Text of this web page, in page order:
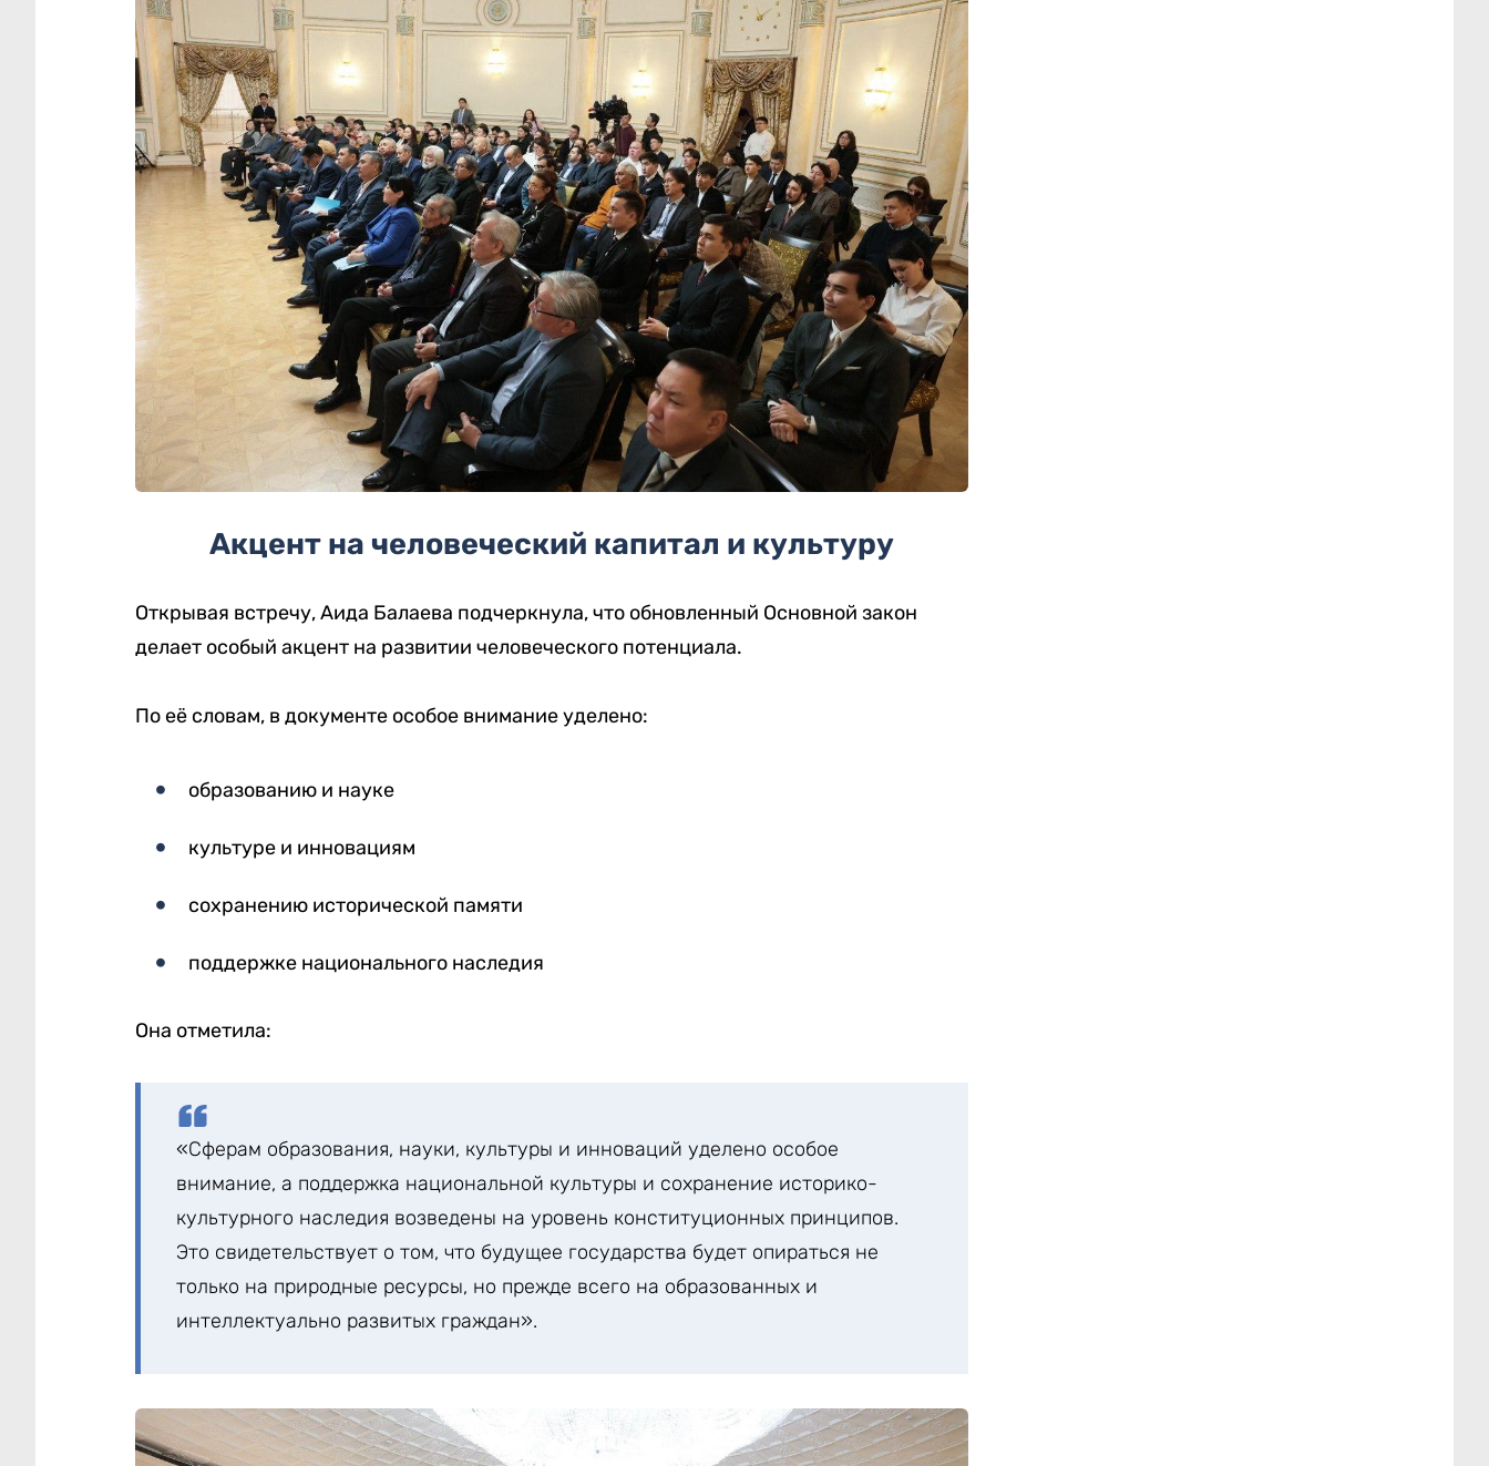
Акцент на человеческий капитал и культуру
Открывая встречу, Аида Балаева подчеркнула, что обновленный Основной закон
делает особый акцент на развитии человеческого потенциала.
По её словам, в документе особое внимание уделено:
образованию и науке
культуре и инновациям
сохранению исторической памяти
поддержке национального наследия
Она отметила:
«Сферам образования, науки, культуры и инноваций уделено особое
внимание, а поддержка национальной культуры и сохранение историко-
культурного наследия возведены на уровень конституционных принципов.
Это свидетельствует о том, что будущее государства будет опираться не
только на природные ресурсы, но прежде всего на образованных и
интеллектуально развитых граждан».